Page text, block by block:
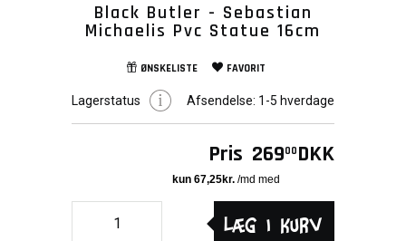
Black Butler - Sebastian
Michaelis Pvc Statue 16cm
ØNSKELISTE FAVORIT
Lagerstatus Afsendelse: 1-5 hverdage
Pris 26900 DKK
Læg i kurv